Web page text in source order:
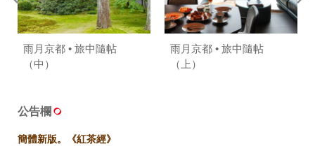
雨月京都 • 旅中隨帖
（中）
雨月京都 • 旅中隨帖
（上）
公告欄
簡體新版。《紅茶經》